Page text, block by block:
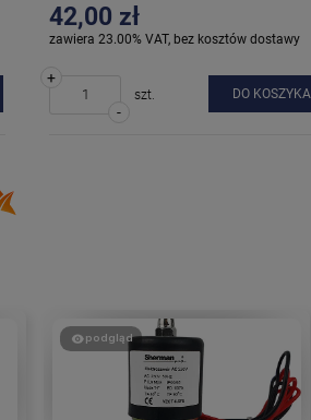
42,00 zł
zawiera 23.00% VAT, bez kosztów dostawy
-
+
szt. DO KOSZYKA
podgląd